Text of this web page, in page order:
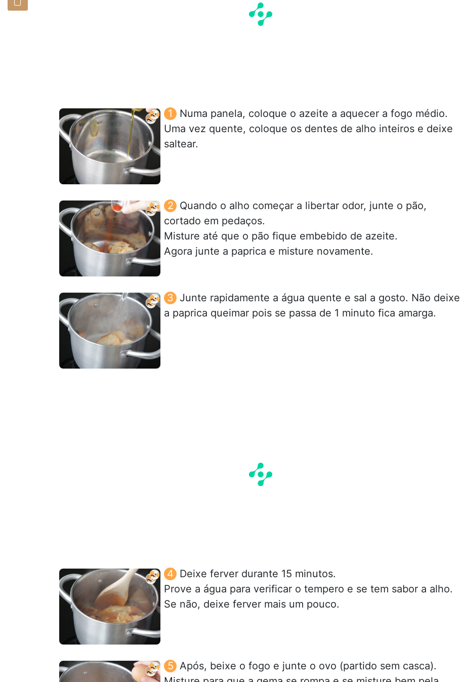
Numa panela, coloque o azeite a aquecer a fogo médio.
Uma vez quente, coloque os dentes de alho inteiros e deixe
saltear.
Quando o alho começar a libertar odor, junte o pão,
cortado em pedaços.
Misture até que o pão fique embebido de azeite.
Agora junte a paprica e misture novamente.
Junte rapidamente a água quente e sal a gosto. Não deixe
a paprica queimar pois se passa de 1 minuto fica amarga.
Deixe ferver durante 15 minutos.
Prove a água para verificar o tempero e se tem sabor a alho.
Se não, deixe ferver mais um pouco.
Após, beixe o fogo e junte o ovo (partido sem casca).